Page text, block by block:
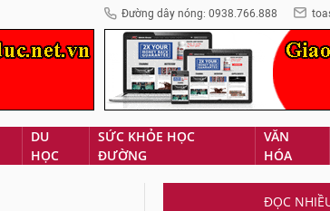
Đường dây nóng: 0938.766.888
DU
HỌC
SỨC KHỎE HỌC
ĐƯỜNG
VĂN
HÓA
ĐỌC